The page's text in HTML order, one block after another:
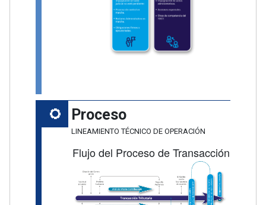
Proceso
LINEAMIENTO TÉCNICO DE OPERACIÓN
Flujo del Proceso de Transacción